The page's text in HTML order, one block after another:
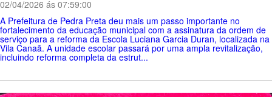
02/04/2026 ás 07:59:00
A Prefeitura de Pedra Preta deu mais um passo importante no
fortalecimento da educação municipal com a assinatura da ordem de
serviço para a reforma da Escola Luciana Garcia Duran, localizada na
Vila Canaã. A unidade escolar passará por uma ampla revitalização,
incluindo reforma completa da estrut...